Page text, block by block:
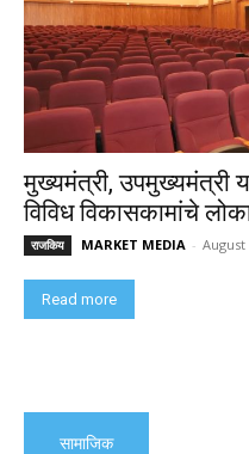
मुख्यमंत्री, उपमुख्यमंत्री
विविध विकासकामांचे
राजकिय MARKET MEDIA - August
Read more
सामाजिक